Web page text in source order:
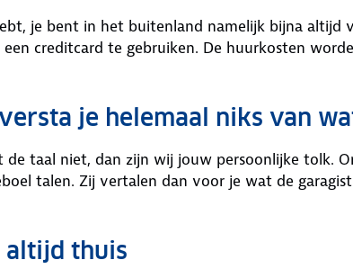
je bent in het buitenland namelijk bijna altijd
creditcard te gebruiken. De huurkosten
je helemaal niks van
de taal niet, dan zijn wij jouw persoonlijke tolk.
talen. Zij vertalen dan voor je wat de
altijd thuis